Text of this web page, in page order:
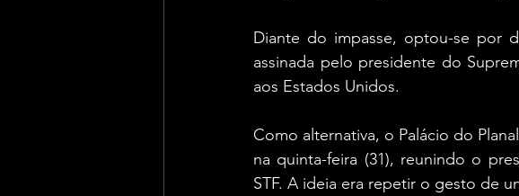
Diante do impasse, optou-se por
assinada pelo presidente do
aos Estados Unidos.
Como alternativa, o Palácio do
na quinta-feira (31), reunindo o
STF. A ideia era repetir o gesto de